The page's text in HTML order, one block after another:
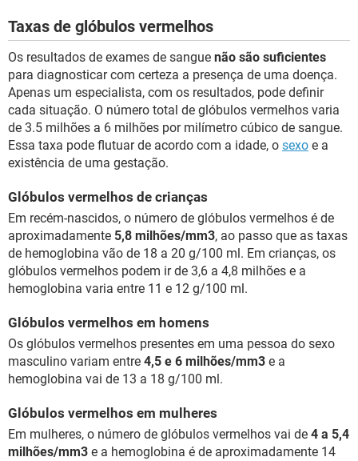
Taxas de glóbulos vermelhos
Os resultados de exames de sangue não são suficientes
para diagnosticar com certeza a presença de uma doença.
Apenas um especialista, com os resultados, pode definir
cada situação. O número total de glóbulos vermelhos varia
de 3.5 milhões a 6 milhões por milímetro cúbico de sangue.
Essa taxa pode flutuar de acordo com a idade, o sexo e a
existência de uma gestação.
Glóbulos vermelhos de crianças
Em recém-nascidos, o número de glóbulos vermelhos é de
aproximadamente 5,8 milhões/mm3, ao passo que as taxas
de hemoglobina vão de 18 a 20 g/100 ml. Em crianças, os
glóbulos vermelhos podem ir de 3,6 a 4,8 milhões e a
hemoglobina varia entre 11 e 12 g/100 ml.
Glóbulos vermelhos em homens
Os glóbulos vermelhos presentes em uma pessoa do sexo
masculino variam entre 4,5 e 6 milhões/mm3 e a
hemoglobina vai de 13 a 18 g/100 ml.
Glóbulos vermelhos em mulheres
Em mulheres, o número de glóbulos vermelhos vai de 4 a 5,4
milhões/mm3 e a hemoglobina é de aproximadamente 14